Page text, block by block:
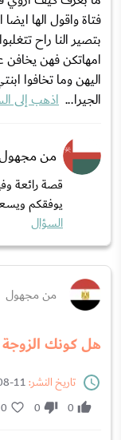
فتاة واقول الها
بتصير النا راح
امهاتكن فهن يخافن
اليهن وما تخافوا
الجيرا... اذهب إلى
من
قصة رائعة
يوفقكم
السؤال
من مجهول
هل كونك
تاريخ النشر:
0
0
0